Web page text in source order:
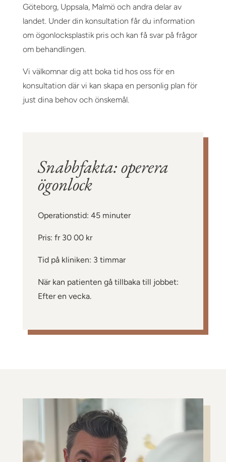
Göteborg, Uppsala, Malmö och andra delar av
landet. Under din konsultation får du information
om ögonlocksplastik pris och kan få svar på frågor
om behandlingen.
Vi välkomnar dig att boka tid hos oss för en
konsultation där vi kan skapa en personlig plan för
just dina behov och önskemål.
Snabbfakta: operera
ögonlock
Operationstid: 45 minuter
Pris: fr 30 00 kr
Tid på kliniken: 3 timmar
När kan patienten gå tillbaka till jobbet:
Efter en vecka.